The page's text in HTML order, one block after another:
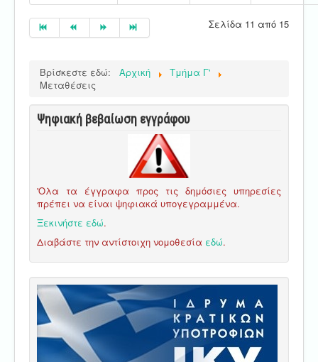
Σελίδα 11 από 15
Βρίσκεστε εδώ: Αρχική
Τμήμα Γ'
Μεταθέσεις
Ψηφιακή βεβαίωση εγγράφου
'Ολα τα έγγραφα προς τις δημόσιες υπηρεσίες
πρέπει να είναι ψηφιακά υπογεγραμμένα.
Ξεκινήστε εδώ.
Διαβάστε την αντίστοιχη νομοθεσία εδώ.